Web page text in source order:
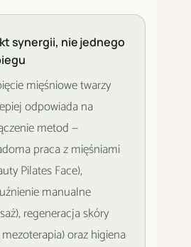
synergii, nie jednego
mięśniowe twarzy
odpowiada na
metod —
praca z mięśniami
Pilates Face),
manualne
regeneracja skóry
mezoterapia) oraz higiena